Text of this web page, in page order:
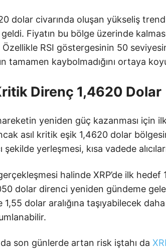
dolar civarında oluşan yükseliş
Fiyatın bu bölge üzerinde
RSI göstergesinin 50
tamamen kaybolmadığını ortaya
Direnç 1,4620 Dolar
yeniden güç kazanması için
asıl kritik eşik 1,4620 dolar
şekilde yerleşmesi, kısa vadede
gerçekleşmesi halinde XRP’de ilk
dolar direnci yeniden gündeme
1,55 dolar aralığına taşıyabilecek
son günlerde artan risk iştahı da